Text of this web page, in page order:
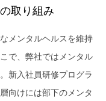
取り組み
メンタルヘルスを維持
で、弊社ではメンタル
新入社員研修プログラ
向けには部下のメンタ